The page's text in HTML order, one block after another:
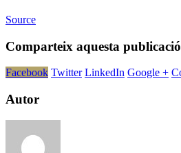
Source
Comparteix aquesta publicació
Facebook Twitter LinkedIn Google +
Autor